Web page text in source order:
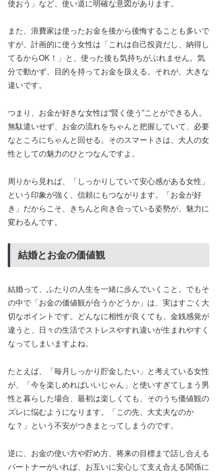
使おう」など、使い道に明確な意図があります。
また、浪費家は使ったお金を後から後悔することも多いで
すが、計画的に使う女性は「これは自己投資だし、納得し
てるからOK！」と、使った後も気持ちがぶれません。気
分で動かず、目的を持ってお金を扱える。それが、大きな
違いです。
つまり、お金が好きな女性は“賢く使う”ことができる人。
無駄遣いせず、お金の流れをちゃんと把握していて、必要
なところにちゃんと回せる。そのスマートさは、大人の女
性としての魅力のひとつなんですよ。
周りから見れば、「しっかりしていて安心感がある女性」
という印象が強く、信頼にもつながります。「お金が好
き」だからこそ、きちんと向き合っている姿勢が、魅力に
変わるんです。
結婚とお金の価値観
結婚って、ふたりの人生を一緒に歩んでいくこと。でもそ
の中で「お金の価値観が合うかどうか」は、実はすごく大
切なポイントです。どんなに相性が良くても、金銭感覚が
違うと、日々の生活でストレスやすれ違いが生まれやすく
なってしまいますよね。
たとえば、「毎月しっかり貯金したい」と考えている女性
が、「今を楽しめればいいじゃん」と使いすぎてしまう男
性と暮らした場合、最初は楽しくても、そのうち価値観の
ズレに悩むようになります。「この先、大丈夫なのか
な？」という不安がつきまとってしまうのです。
逆に、お金の使い方や貯め方、将来の目標まで話し合える
パートナーがいれば、お互いに安心して支え合える関係に